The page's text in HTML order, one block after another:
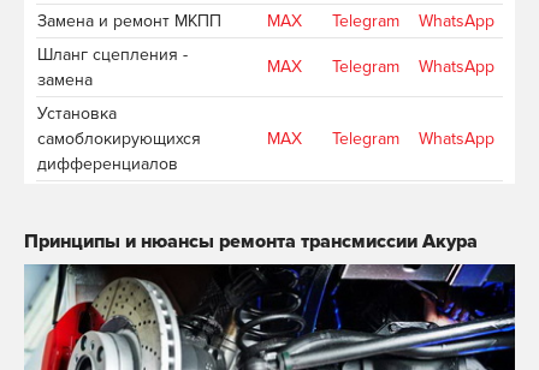
Замена и ремонт МКПП MAX Telegram
WhatsApp
Шланг сцепления -
замена
MAX Telegram WhatsApp
Установка
самоблокирующихся
дифференциалов
MAX Telegram WhatsApp
полуосей
MAX Telegram WhatsApp
Принципы и нюансы ремонта трансмиссии Акура